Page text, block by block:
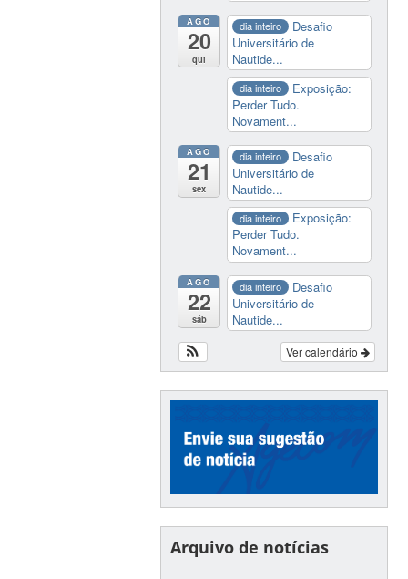
AGO
20
qui
dia inteiro
Desafio
Universitário de
Nautide...
dia inteiro
Exposição:
Perder Tudo.
Novament...
AGO
21
sex
dia inteiro
Desafio
Universitário de
Nautide...
dia inteiro
Exposição:
Perder Tudo.
Novament...
AGO
22
sáb
dia inteiro
Desafio
Universitário de
Nautide...
Ver calendário
Arquivo de notícias